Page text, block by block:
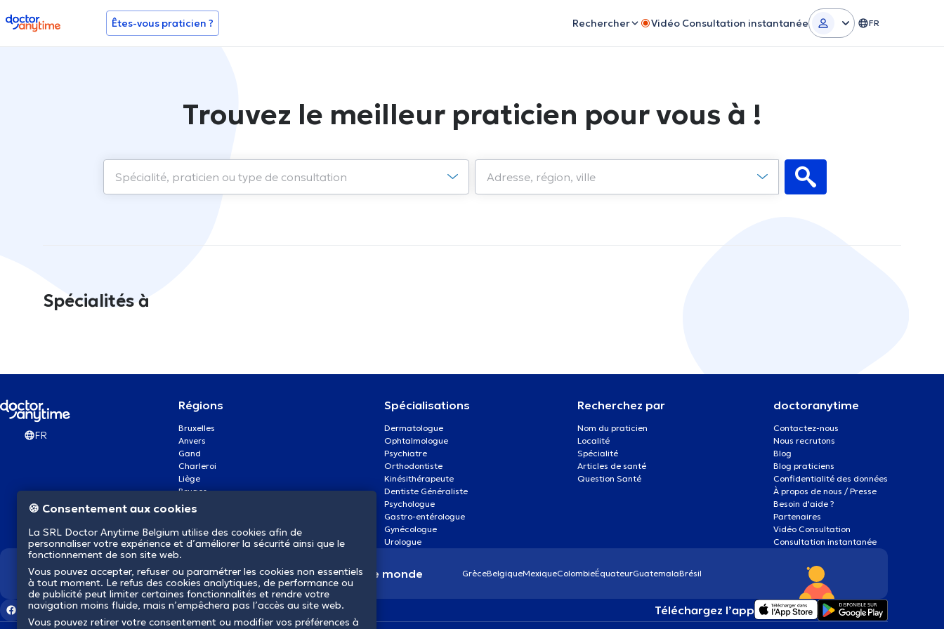
doctoranytime Êtes-vous praticien ? Rechercher Vidéo Consultation instantanée FR
Trouvez le meilleur praticien pour vous à !
Spécialités à
FR
Régions
Bruxelles
Anvers
Gand
Charleroi
Liège
Bruges
Namur
Mons
Aalst Flandre-Orientale
Spécialisations
Dermatologue
Ophtalmologue
Psychiatre
Orthodontiste
Kinésithérapeute
Dentiste Généraliste
Psychologue
Gastro-entérologue
Gynécologue
Urologue
Recherchez par
Nom du praticien
Localité
Spécialité
Articles de santé
Question Santé
doctoranytime
Contactez-nous
Nous recrutons
Blog
Blog praticiens
Confidentialité des données
À propos de nous / Presse
Besoin d'aide ?
Partenaires
Vidéo Consultation
Consultation instantanée
Nous révolutionnons la santé dans le monde GrèceBelgiqueMexiqueColombieÉquateurGuatemalaBrésil
Téléchargez l’app
🍪 Consentement aux cookies
La SRL Doctor Anytime Belgium utilise des cookies afin de
personnaliser votre expérience et d’améliorer la sécurité ainsi que le
fonctionnement de son site web.
Vous pouvez accepter, refuser ou paramétrer les cookies non essentiels
à tout moment. Le refus des cookies analytiques, de performance ou
de publicité peut limiter certaines fonctionnalités et rendre votre
navigation moins fluide, mais n’empêchera pas l’accès au site web.
Vous pouvez retirer votre consentement ou modifier vos préférences à